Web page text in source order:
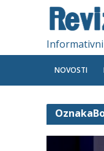
NOVOSTI